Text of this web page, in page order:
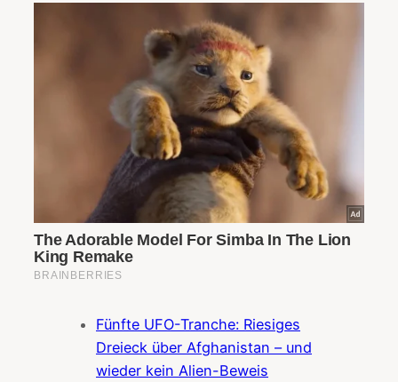
Fünfte UFO-Tranche: Riesiges
Dreieck über Afghanistan – und
wieder kein Alien-Beweis